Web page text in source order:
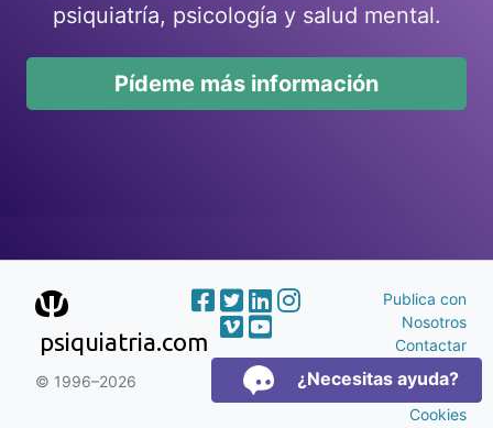
¿Necesitas ayuda?
psiquiatría, psicología y salud mental.
Pídeme más información
psiquiatria.com
© 1996–2026
Publica con
Nosotros
Contactar
Publicidad
Aviso Legal y
Cookies